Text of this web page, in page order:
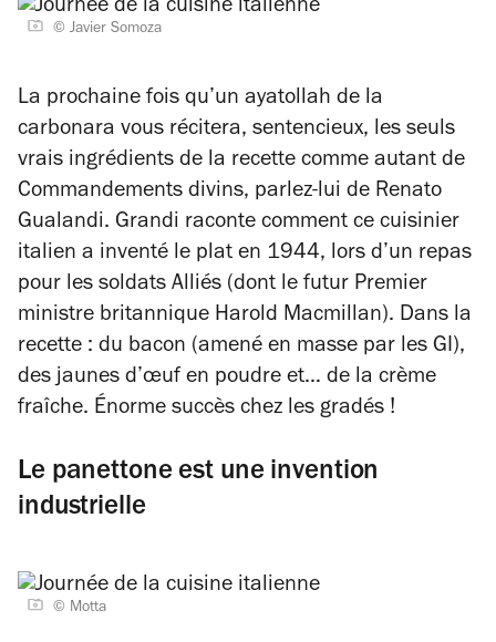
© Javier Somoza
La prochaine fois qu’un ayatollah de la
carbonara vous récitera, sentencieux, les seuls
vrais ingrédients de la recette comme autant de
Commandements divins, parlez-lui de Renato
Gualandi. Grandi raconte comment ce cuisinier
italien a inventé le plat en 1944, lors d’un repas
pour les soldats Alliés (dont le futur Premier
ministre britannique Harold Macmillan). Dans la
recette : du bacon (amené en masse par les GI),
des jaunes d’œuf en poudre et… de la crème
fraîche. Énorme succès chez les gradés !
Le panettone est une invention
industrielle
© Motta